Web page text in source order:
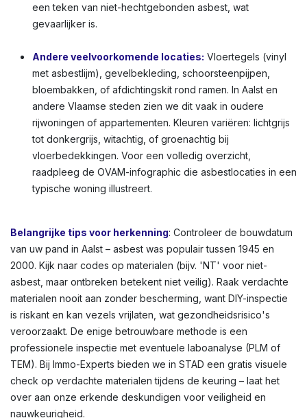
een teken van niet-hechtgebonden asbest, wat
gevaarlijker is.
Andere veelvoorkomende locaties:
Vloertegels (vinyl
met asbestlijm), gevelbekleding, schoorsteenpijpen,
bloembakken, of afdichtingskit rond ramen. In Aalst en
rijwoningen of appartementen. Kleuren variëren: lichtgrijs
tot donkergrijs, witachtig, of groenachtig bij
vloerbedekkingen. Voor een volledig overzicht,
raadpleeg de OVAM-infographic die asbestlocaties in een
typische woning illustreert.
Belangrijke tips voor herkenning
: Controleer de bouwdatum
van uw pand in Aalst – asbest was populair tussen 1945 en
2000. Kijk naar codes op materialen (bijv. 'NT' voor niet-
asbest, maar ontbreken betekent niet veilig). Raak verdachte
materialen nooit aan zonder bescherming, want DIY-inspectie